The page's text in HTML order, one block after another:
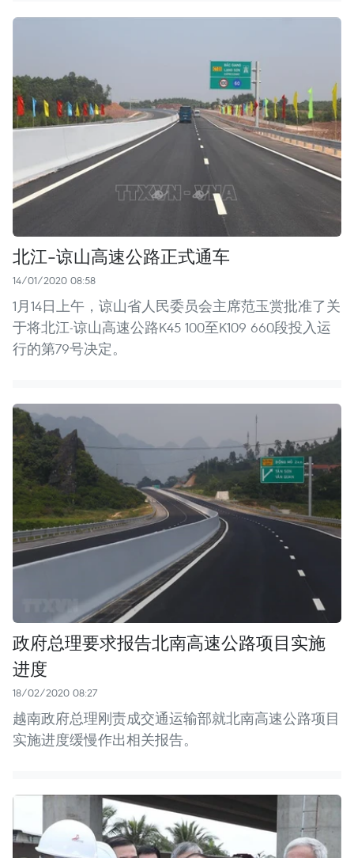
北江-谅山高速公路正式通车
14/01/2020 08:58
1月14日上午，谅山省人民委员会主席范玉赏批准了关
于将北江-谅山高速公路K45 100至K109 660段投入运
行的第79号决定。
政府总理要求报告北南高速公路项目实施
进度
18/02/2020 08:27
越南政府总理刚责成交通运输部就北南高速公路项目
实施进度缓慢作出相关报告。